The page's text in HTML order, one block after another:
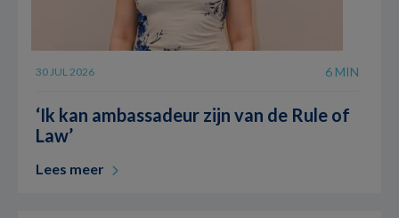
30 JUL 2026 6 MIN
‘Ik kan ambassadeur zijn van de Rule of
Law’
Lees meer